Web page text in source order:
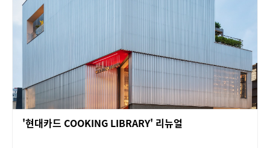
'현대카드 COOKING LIBRARY' 리뉴얼